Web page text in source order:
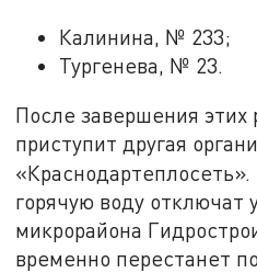
Калинина, № 233;
Тургенева, № 23.
После завершения этих
приступит другая
«Краснодартеплосеть».
горячую воду отключат
микрорайона
временно перестанет